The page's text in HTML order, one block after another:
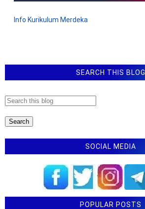
Info Kurikulum Merdeka
SEARCH THIS BLOG
SOCIAL MEDIA
POPULAR POSTS